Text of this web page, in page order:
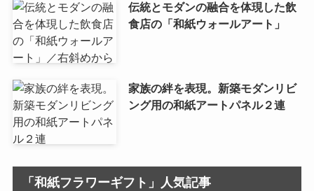
伝統とモダンの融合を体現した飲
食店の「和紙ウォールアート」
家族の絆を表現。新築モダンリビ
ング用の和紙アートパネル２連
「和紙フラワーギフト」人気記事